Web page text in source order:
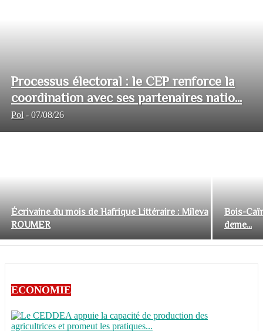
Processus électoral : le CEP renforce la
coordination avec ses partenaires natio...
Pol - 07/08/26
Écrivaine du mois de Hafrique Littéraire : Mileva
ROUMER
Bois-
deme...
ECONOMIE